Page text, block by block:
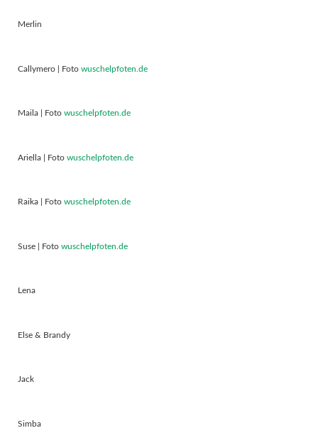
Merlin
Callymero | Foto wuschelpfoten.de
Maila | Foto wuschelpfoten.de
Ariella | Foto wuschelpfoten.de
Raika | Foto wuschelpfoten.de
Suse | Foto wuschelpfoten.de
Lena
Else & Brandy
Jack
Simba